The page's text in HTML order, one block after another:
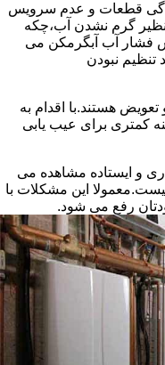
قطعات و عدم سرویس
گرم نشدن آب،چکه
فشار آب آبگرمکن می
تنظیم نبودن
هستند.با اقدام به
کمتری برای عیب یابی
و ایستاده مشاهده می
این مشکلات با
رفع می شود.